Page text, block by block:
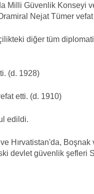
Milli Güvenlik Konseyi
Nejat Tümer vefat
diğer tüm
(d. 1928)
etti. (d. 1910)
edildi.
Hırvatistan'da, Boşnak
devlet güvenlik şefleri